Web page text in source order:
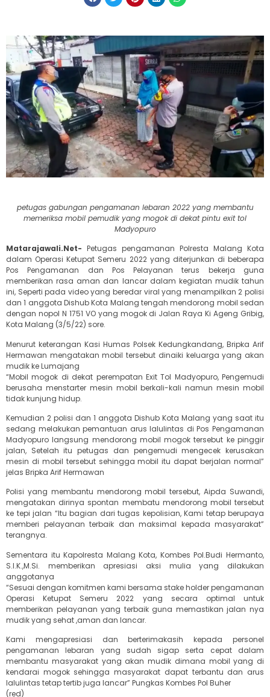
petugas gabungan pengamanan lebaran 2022 yang membantu
memeriksa mobil pemudik yang mogok di dekat pintu exit tol
Madyopuro
Matarajawali.Net- Petugas pengamanan Polresta Malang Kota
dalam Operasi Ketupat Semeru 2022 yang diterjunkan di beberapa
Pos Pengamanan dan Pos Pelayanan terus bekerja guna
memberikan rasa aman dan lancar dalam kegiatan mudik tahun
ini, Seperti pada video yang beredar viral yang menampilkan 2 polisi
dan 1 anggota Dishub Kota Malang tengah mendorong mobil sedan
dengan nopol N 1751 VO yang mogok di Jalan Raya Ki Ageng Gribig,
Kota Malang (3/5/22) sore.
Menurut keterangan Kasi Humas Polsek Kedungkandang, Bripka Arif
Hermawan mengatakan mobil tersebut dinaiki keluarga yang akan
mudik ke Lumajang
“Mobil mogok di dekat perempatan Exit Tol Madyopuro, Pengemudi
berusaha menstarter mesin mobil berkali-kali namun mesin mobil
tidak kunjung hidup.
Kemudian 2 polisi dan 1 anggota Dishub Kota Malang yang saat itu
sedang melakukan pemantuan arus lalulintas di Pos Pengamanan
Madyopuro langsung mendorong mobil mogok tersebut ke pinggir
jalan, Setelah itu petugas dan pengemudi mengecek kerusakan
mesin di mobil tersebut sehingga mobil itu dapat berjalan normal”
jelas Bripka Arif Hermawan
Polisi yang membantu mendorong mobil tersebut, Aipda Suwandi,
mengatakan dirinya spontan membatu mendorong mobil tersebut
ke tepi jalan “Itu bagian dari tugas kepolisian, Kami tetap berupaya
memberi pelayanan terbaik dan maksimal kepada masyarakat”
terangnya.
Sementara itu Kapolresta Malang Kota, Kombes Pol.Budi Hermanto,
S.I.K.,M.Si. memberikan apresiasi aksi mulia yang dilakukan
anggotanya
“Sesuai dengan komitmen kami bersama stake holder pengamanan
Operasi Ketupat Semeru 2022 yang secara optimal untuk
memberikan pelayanan yang terbaik guna memastikan jalan nya
mudik yang sehat ,aman dan lancar.
Kami mengapresiasi dan berterimakasih kepada personel
pengamanan lebaran yang sudah sigap serta cepat dalam
membantu masyarakat yang akan mudik dimana mobil yang di
kendarai mogok sehingga masyarakat dapat terbantu dan arus
lalulintas tetap tertib juga lancar” Pungkas Kombes Pol Buher
(red)